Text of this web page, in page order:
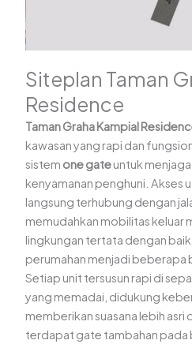
Siteplan Taman
Residence
Taman Graha Kampial
kawasan yang rapi dan
sistem one gateuntuk
kenyamanan penghuni. Akses
langsung terhubung dengan
memudahkan mobilitas keluar
lingkungan tertata dengan
perumahan menjadi beberapa
Setiap unit tersusun rapi di
yang memadai, didukung
memberikan suasana lebih asri
terdapat gate tambahan pada